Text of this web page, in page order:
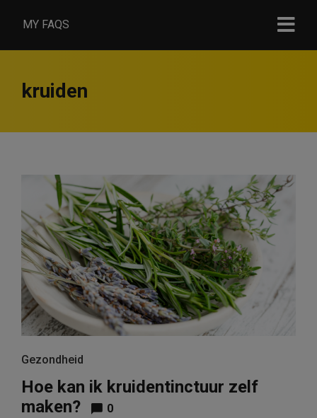
MY FAQS
kruiden
Gezondheid
Hoe kan ik kruidentinctuur zelf
maken?
0